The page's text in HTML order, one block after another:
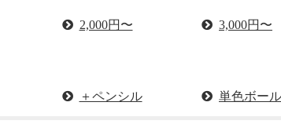
2,000円〜 3,000円〜
＋ペンシル 単色ボー